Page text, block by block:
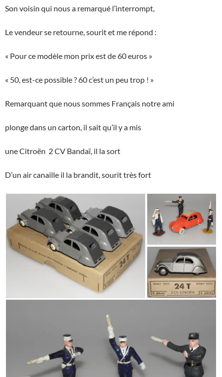
Son voisin qui nous a remarqué l’interrompt,
Le vendeur se retourne, sourit et me répond :
« Pour ce modèle mon prix est de 60 euros »
« 50, est-ce possible ? 60 c’est un peu trop ! »
Remarquant que nous sommes Français notre ami
plonge dans un carton, il sait qu’il y a mis
une Citroën 2 CV Bandaï, il la sort
D’un air canaille il la brandit, sourit très fort